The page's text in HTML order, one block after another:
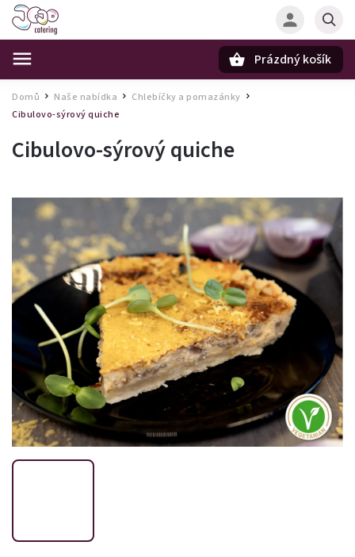
Prázdný košík
Domů / Naše nabídka / Chlebíčky a pomazánky
Cibulovo-sýrový quiche
Cibulovo-sýrový quiche